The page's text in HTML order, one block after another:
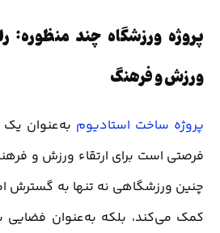
پروژه ورزشگاه چند منظوره:
ورزش و فرهنگ
پروژه ساخت استادیوم به‌عنوان
فرصتی است برای ارتقاء ورزش و
چنین ورزشگاهی نه تنها به گسترش
کمک می‌کند، بلکه به‌عنوان فضایی